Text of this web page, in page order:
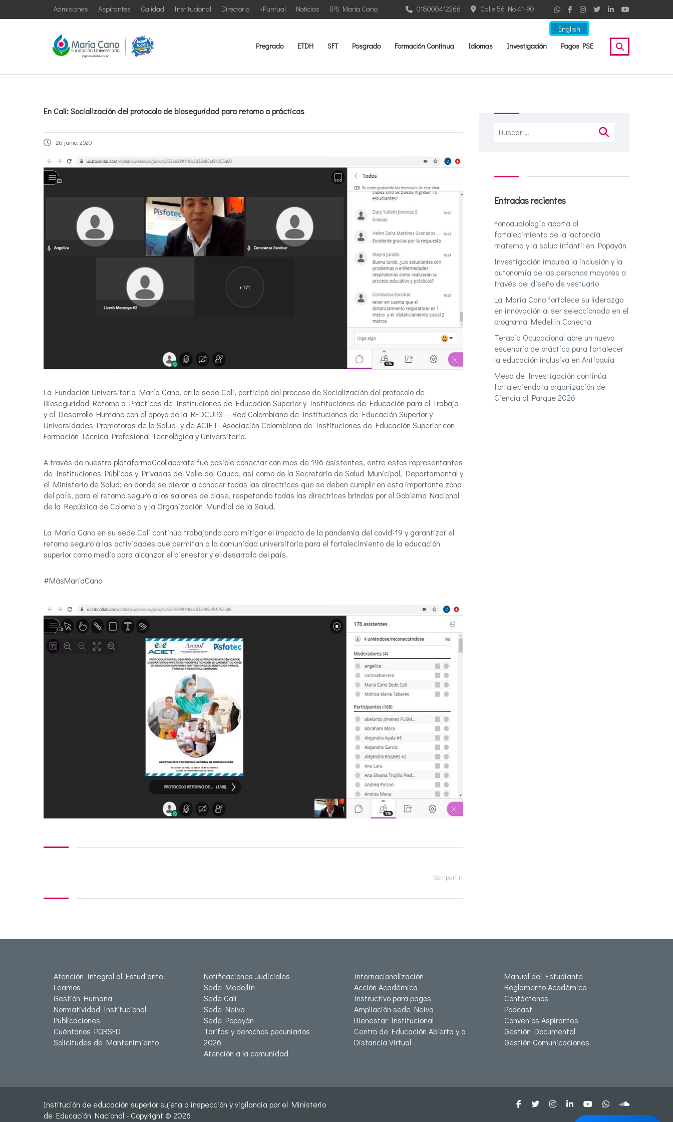
English
IPS María Cano
Noticias
+Puntual
Directorio
Institucional
Calidad
Aspirantes
Admisiones Calle 56 No 41-90
018000412266
Pregrado ETDH SFT Posgrado Formación Continua Idiomas Investigación Pagos PSE
En Cali: Socialización del protocolo de bioseguridad para retorno a prácticas
26 junio, 2020
La Fundación Universitaria María Cano, en la sede Cali, participó del proceso de Socialización del protocolo de
Bioseguridad Retorno a Prácticas de Instituciones de Educación Superior y Instituciones de Educación para el Trabajo
y el Desarrollo Humano con el apoyo de la REDCUPS – Red Colombiana de Instituciones de Educación Superior y
Universidades Promotoras de la Salud- y de ACIET- Asociación Colombiana de Instituciones de Educación Superior con
Formación Técnica Profesional Tecnológica y Universitaria.
A través de nuestra plataformaCcollaborate fue posible conectar con mas de 196 asistentes, entre estos representantes
de Instituciones Públicas y Privadas del Valle del Cauca, así como de la Secretaria de Salud Municipal, Departamental y
el Ministerio de Salud; en donde se dieron a conocer todas las directrices que se deben cumplir en esta importante zona
del país, para el retorno seguro a los salones de clase, respetando todas las directrices brindas por el Gobierno Nacional
de la República de Colombia y la Organización Mundial de la Salud.
La María Cano en su sede Cali continúa trabajando para mitigar el impacto de la pandemia del covid-19 y garantizar el
retorno seguro a las actividades que permitan a la comunidad universitaria para el fortalecimiento de la educación
superior como medio para alcanzar el bienestar y el desarrollo del país.
#MásMaríaCano
Compartir:
Buscar:
Entradas recientes
Fonoaudiología aporta al
fortalecimiento de la lactancia
materna y la salud infantil en Popayán
Investigación impulsa la inclusión y la
autonomía de las personas mayores a
través del diseño de vestuario
La María Cano fortalece su liderazgo
en innovación al ser seleccionada en el
programa Medellín Conecta
Terapia Ocupacional abre un nuevo
escenario de práctica para fortalecer
la educación inclusiva en Antioquia
Mesa de Investigación continúa
fortaleciendo la organización de
Ciencia al Parque 2026
Atención Integral al Estudiante
Leamos
Gestión Humana
Normatividad Institucional
Publicaciones
Cuéntanos PQRSFD
Solicitudes de Mantenimiento
Notificaciones Judiciales
Sede Medellín
Sede Cali
Sede Neiva
Sede Popayán
Tarifas y derechos pecuniarios
2026
Atención a la comunidad
Internacionalización
Acción Académica
Instructivo para pagos
Ampliación sede Neiva
Bienestar Institucional
Centro de Educación Abierta y a
Distancia Virtual
Manual del Estudiante
Reglamento Académico
Contáctenos
Podcast
Convenios Aspirantes
Gestión Documental
Gestión Comunicaciones
Institución de educación superior sujeta a inspección y vigilancia por el Ministerio
de Educación Nacional - Copyright © 2026